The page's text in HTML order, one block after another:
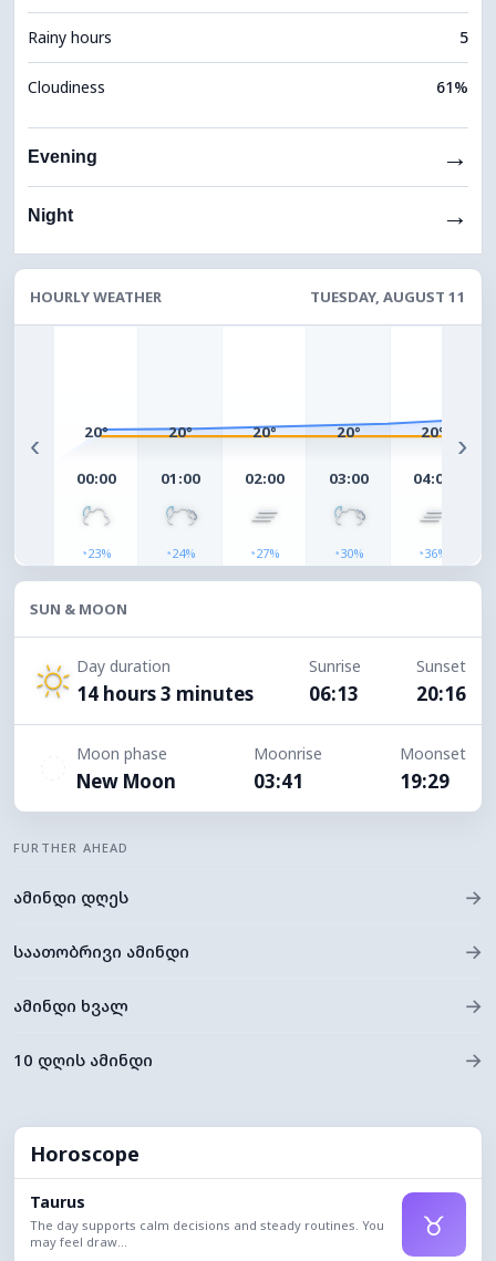
Rainy hours 5
Cloudiness 61%
Evening →
Night →
HOURLY WEATHER TUESDAY, AUGUST 11
‹ 20°
00:00
◔23%
20°
01:00
◔24%
20°
02:00
◔27%
20°
03:00
◔30%
20°
04:00
◔36%
›
SUN & MOON
Day duration
14 hours 3 minutes
Sunrise
06:13
Sunset
20:16
Moon phase
New Moon
Moonrise
03:41
Moonset
19:29
FURTHER AHEAD
ამინდი დღეს →
საათობრივი ამინდი →
ამინდი ხვალ →
10 დღის ამინდი →
Horoscope
Taurus
The day supports calm decisions and steady routines. You
may feel draw...
♉